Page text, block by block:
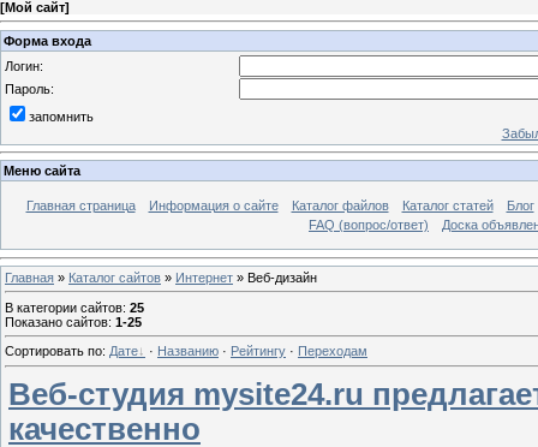
[Мой сайт]
Форма входа
Логин:
Пароль:
запомнить
Меню сайта
Главная страница Информация о сайте Каталог файлов Каталог статей
Блог
FAQ (вопрос/ответ)
Доска
Главная » Каталог сайтов » Интернет » Веб-дизайн
В категории сайтов: 25
Показано сайтов: 1-25
Сортировать по: Дате · Названию · Рейтингу · Переходам
Веб-студия mysite24.ru
качественно